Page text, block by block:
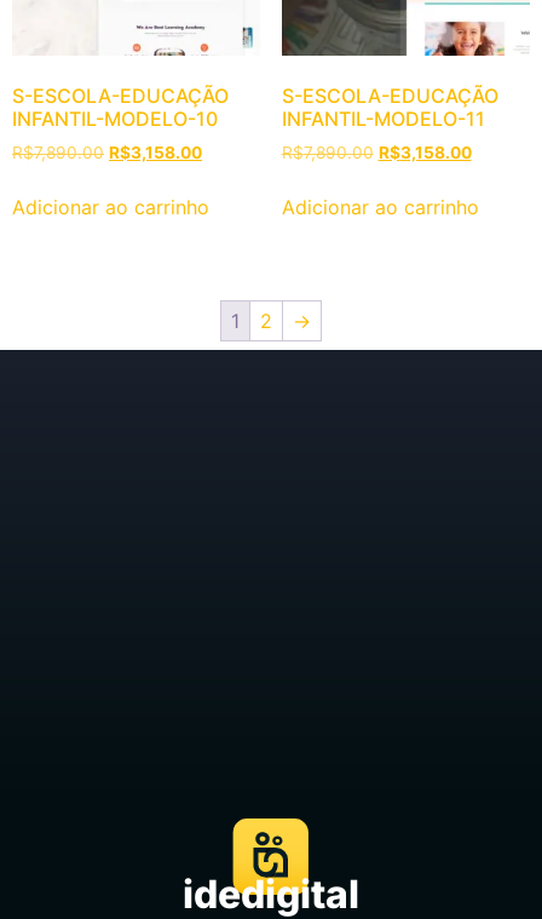
S-ESCOLA-EDUCAÇÃO
INFANTIL-MODELO-10
R$7,890.00 R$3,158.00
Adicionar ao carrinho
S-ESCOLA-EDUCAÇÃO
INFANTIL-MODELO-11
R$7,890.00 R$3,158.00
Adicionar ao carrinho
1 2 →
idedigital